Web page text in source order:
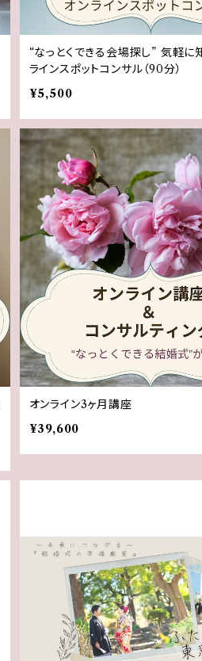
“なっとくできる会場探し” 気軽
ラインスポットコンサル（90分）
¥5,500
オンライン3ヶ月講座
¥39,600